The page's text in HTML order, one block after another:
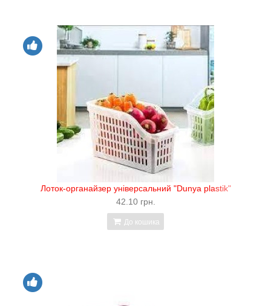
Лоток-органайзер універсальний "Dunya plastik"
42.10 грн.
До кошика